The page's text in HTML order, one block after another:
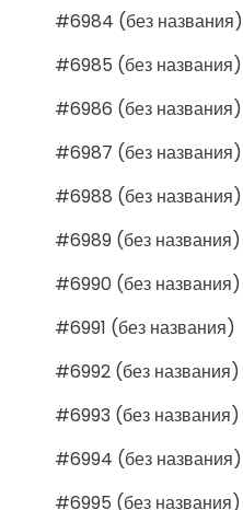
#6984 (без названия)
#6985 (без названия)
#6986 (без названия)
#6987 (без названия)
#6988 (без названия)
#6989 (без названия)
#6990 (без названия)
#6991 (без названия)
#6992 (без названия)
#6993 (без названия)
#6994 (без названия)
#6995 (без названия)